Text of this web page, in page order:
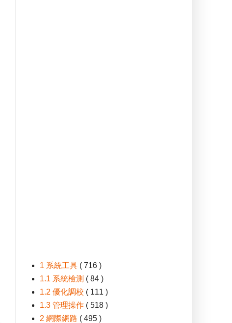
1 系統工具 ( 716 )
1.1 系統檢測 ( 84 )
1.2 優化調校 ( 111 )
1.3 管理操作 ( 518 )
2 網際網路 ( 495 )